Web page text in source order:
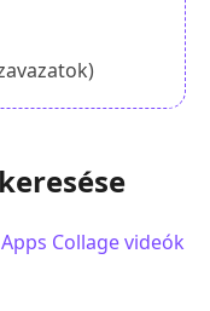
Collage videók